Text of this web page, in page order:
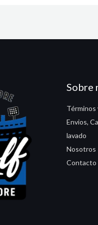
Sobre
Términos
Envios,
lavado
Nosotros
Contacto